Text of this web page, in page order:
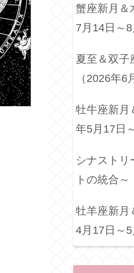
蟹座新月＆
7月14日～8
夏至＆双子
（2026年6
牡牛座新月
年5月17日
シナストリ
トの統合～
牡羊座新月
4月17日～5